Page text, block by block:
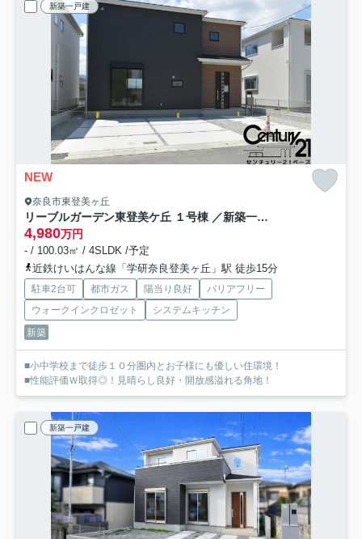
新築一戸建
NEW
奈良市東登美ヶ丘
リーブルガーデン東登美ケ丘 １号棟 ／新築一戸建
4,980万円
- / 100.03㎡ / 4SLDK /予定
近鉄けいはんな線「学研奈良登美ヶ丘」駅 徒歩15分
駐車2台可 都市ガス 陽当り良好
バリアフリー
ウォークインクロゼット
システムキッチン
新築
■小中学校まで徒歩１０分圏内とお子様にも優しい住環境！
■性能評価Ｗ取得◎！見晴らし良好・開放感溢れる角地！
新築一戸建